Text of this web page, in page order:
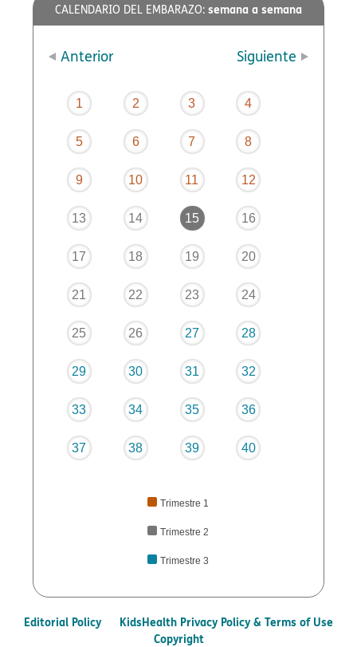
CALENDARIO DEL EMBARAZO: semana a semana
Anterior Siguiente
1 2 3 4
5 6 7 8
9 10 11 12
13 14 15 16
17 18 19 20
21 22 23 24
25 26 27 28
29 30 31 32
33 34 35 36
37 38 39 40
Trimestre 1
Trimestre 2
Trimestre 3
Editorial Policy
KidsHealth Privacy Policy & Terms of Use
Copyright